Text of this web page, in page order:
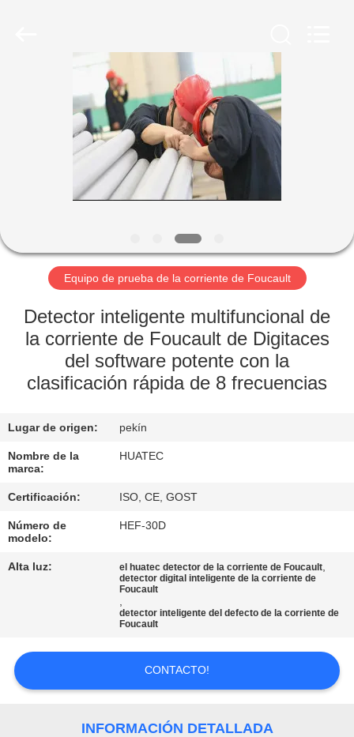
PRODUCTOS
NOSOTROS
VIAJE
LA
FÁBRICA
CONTROL
CALIDAD
ÉNTRENOS
EN
CONTACTO
CON
CITA
Equipo de prueba de la corriente de Foucault
Detector inteligente multifuncional de
la corriente de Foucault de Digitaces
del software potente con la
clasificación rápida de 8 frecuencias
Lugar de origen: pekín
Nombre de la
marca:
HUATEC
Certificación: ISO, CE, GOST
Número de
modelo:
HEF-30D
Alta luz: el huatec detector de la corriente de Foucault,
detector digital inteligente de la corriente de
Foucault
,
detector inteligente del defecto de la corriente de
Foucault
CONTACTO!
INFORMACIÓN DETALLADA